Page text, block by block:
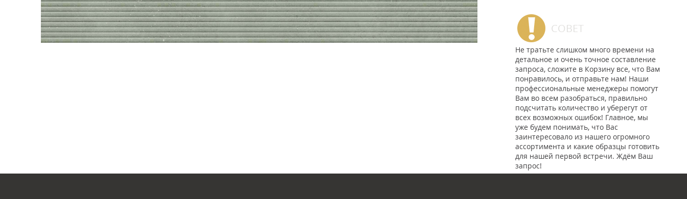
СОВЕТ
Не тратьте слишком много времени на
детальное и очень точное составление
запроса, сложите в Корзину все, что Вам
понравилось, и отправьте нам! Наши
профессиональные менеджеры помогут
Вам во всем разобраться, правильно
подсчитать количество и уберегут от
всех возможных ошибок! Главное, мы
уже будем понимать, что Вас
заинтересовало из нашего огромного
ассортимента и какие образцы готовить
для нашей первой встречи. Ждём Ваш
запрос!